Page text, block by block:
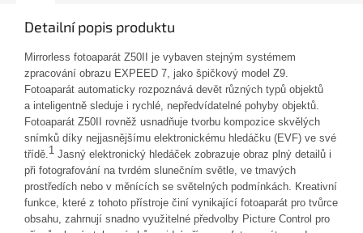
Detailní popis produktu
Mirrorless fotoaparát Z50II je vybaven stejným systémem
zpracování obrazu EXPEED 7, jako špičkový model Z9.
Fotoaparát automaticky rozpoznává devět různých typů objektů
a inteligentně sleduje i rychlé, nepředvídatelné pohyby objektů.
Fotoaparát Z50II rovněž usnadňuje tvorbu kompozice skvělých
snímků díky nejjasnějšímu elektronickému hledáčku (EVF) ve své
třídě.1 Jasný elektronický hledáček zobrazuje obraz plný detailů i
při fotografování na tvrdém slunečním světle, ve tmavých
prostředích nebo v měnících se světelných podmínkách. Kreativní
funkce, které z tohoto přístroje činí vynikající fotoaparát pro tvůrce
obsahu, zahrnují snadno využitelné předvolby Picture Control pro